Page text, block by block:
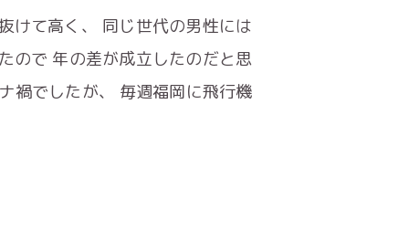
けて高く、 同じ世代の男性には
ので 年の差が成立したのだと思
禍でしたが、 毎週福岡に飛行機